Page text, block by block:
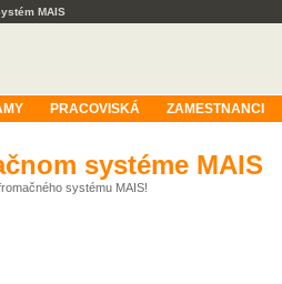
MAIS
PRACOVISKÁ ZAMESTNANCI
systéme MAIS
systému MAIS!